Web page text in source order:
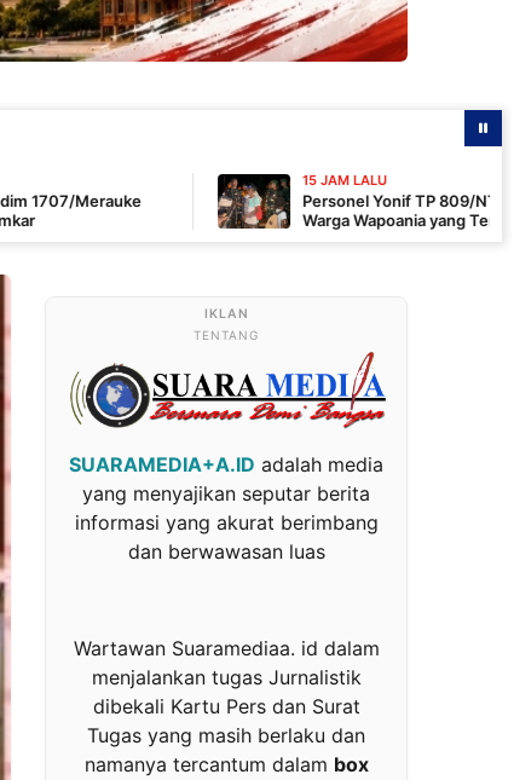
15 JAM LALU
Personel Yonif TP 809/NTM Sigap Bantu
Warga Wapoania yang Terperosok ke Jurang
TENTANG
SUARAMEDIA+A.ID adalah media
yang menyajikan seputar berita
informasi yang akurat berimbang
dan berwawasan luas
Wartawan Suaramediaa. id dalam
menjalankan tugas Jurnalistik
dibekali Kartu Pers dan Surat
Tugas yang masih berlaku dan
namanya tercantum dalam box